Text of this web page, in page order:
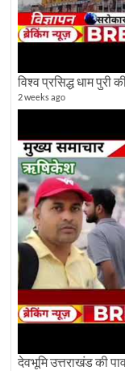
2 weeks ago